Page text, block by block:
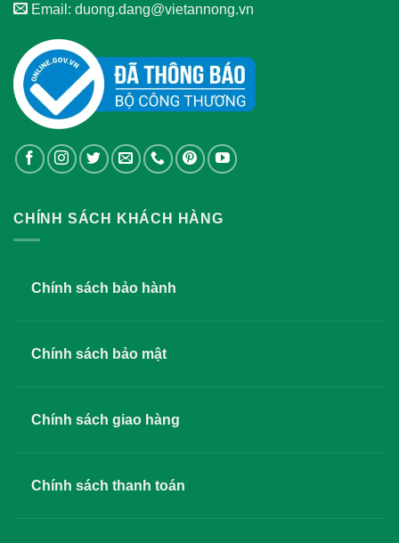
Email: duong.dang@vietannong.vn
CHÍNH SÁCH KHÁCH HÀNG
Chính sách bảo hành
Chính sách bảo mật
Chính sách giao hàng
Chính sách thanh toán